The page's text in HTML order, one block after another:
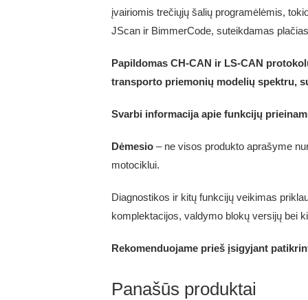
įvairiomis trečiųjų šalių programėlėmis,
JScan ir BimmerCode, suteikdamas
Papildomas CH-CAN ir LS-CAN
transporto priemonių modelių spektru,
Svarbi informacija apie funkcijų
Dėmesio – ne visos produkto aprašyme
motociklui.
Diagnostikos ir kitų funkcijų veikimas
komplektacijos, valdymo blokų versijų bei
Rekomenduojame prieš įsigyjant
Panašūs produktai